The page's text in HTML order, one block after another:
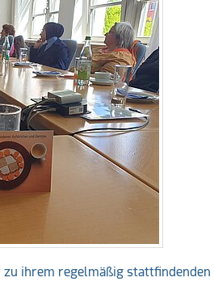
ihrem regelmäßig